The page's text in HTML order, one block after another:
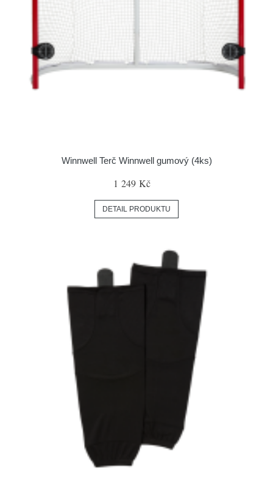
Winnwell Terč Winnwell gumový (4ks)
1 249 Kč
DETAIL PRODUKTU